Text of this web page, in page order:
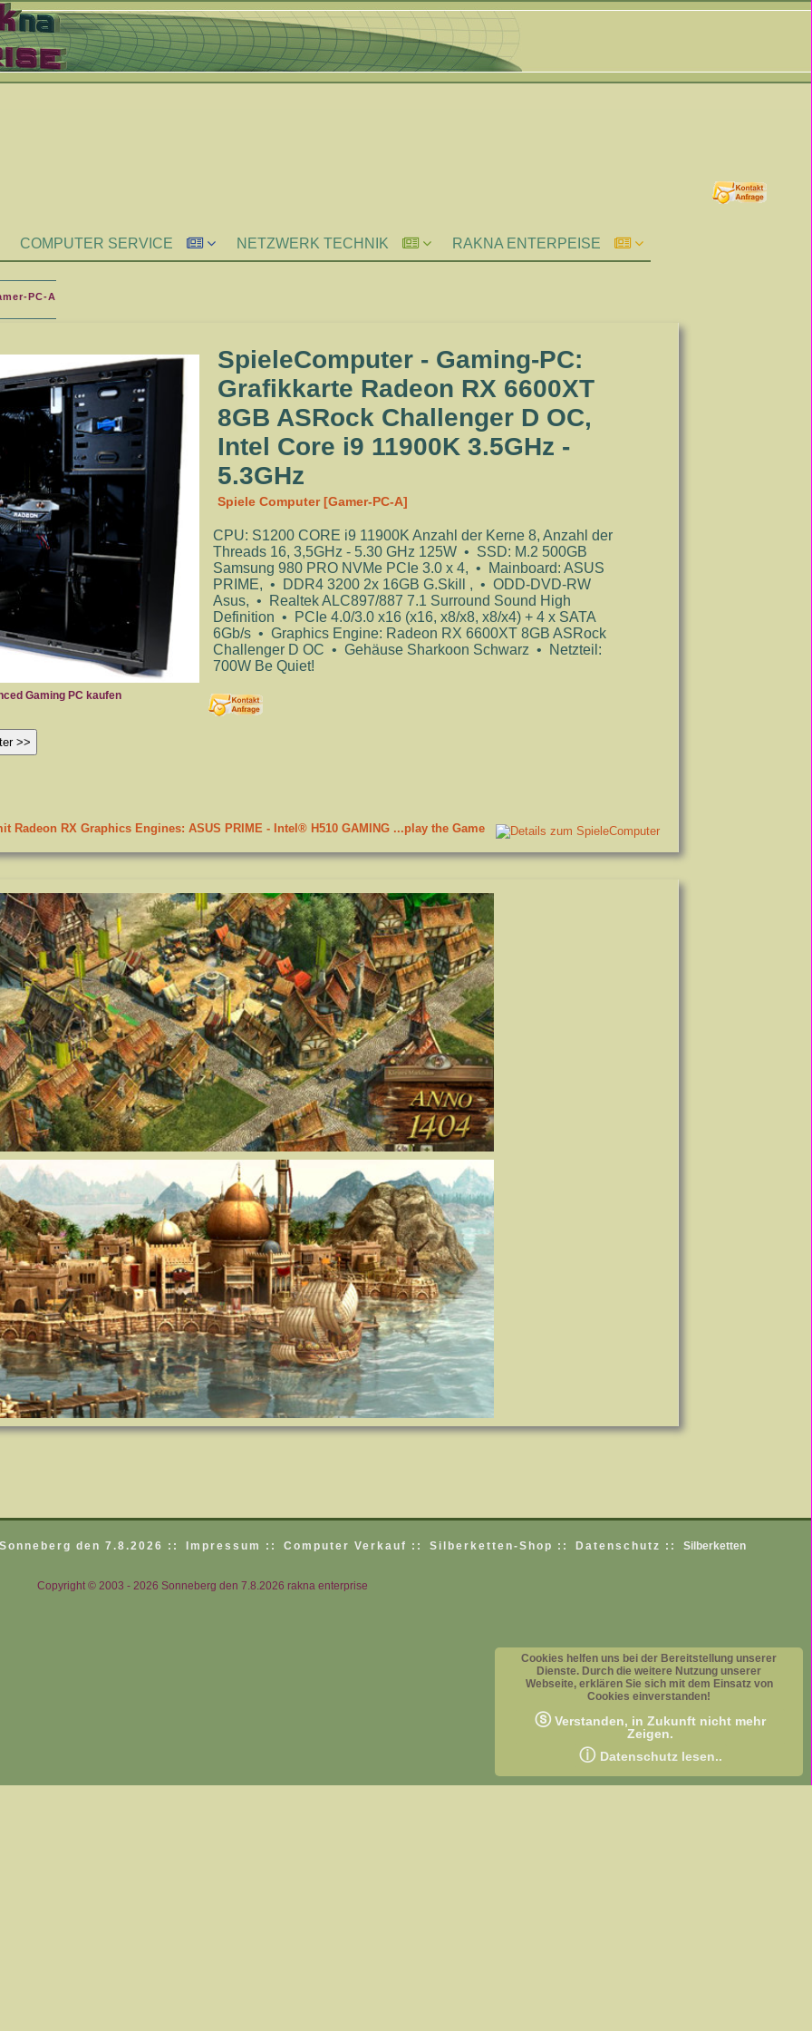
COMPUTER SERVICE NETZWERK TECHNIK RAKNA ENTERPEISE
PC-A
Gaming PC kaufen
Vorder-, Rückansicht- Computer Gehäuse: Sharkoon - Gaming PC - Advanced Gaming PC
Grafikkarte: Radeon RX 6600XT 8GB - Gaming PC - Advanced Gaming PC 4
>>
SpieleComputer - Gaming-PC:
Grafikkarte Radeon RX 6600XT
8GB ASRock Challenger D OC,
Intel Core i9 11900K 3.5GHz -
5.3GHz
Spiele Computer [Gamer-PC-A]
CPU: S1200 CORE i9 11900K Anzahl der Kerne 8, Anzahl der
Threads 16, 3,5GHz - 5.30 GHz 125W • SSD: M.2 500GB
Samsung 980 PRO NVMe PCIe 3.0 x 4, • Mainboard: ASUS
PRIME, • DDR4 3200 2x 16GB G.Skill , • ODD-DVD-RW
Asus, • Realtek ALC897/887 7.1 Surround Sound High
Definition • PCIe 4.0/3.0 x16 (x16, x8/x8, x8/x4) + 4 x SATA
6Gb/s • Graphics Engine: Radeon RX 6600XT 8GB ASRock
Challenger D OC • Gehäuse Sharkoon Schwarz • Netzteil:
700W Be Quiet!
Radeon RX Graphics Engines: ASUS PRIME - Intel® H510 GAMING ...play the Game
den 7.8.2026 :: Impressum :: Computer Verkauf :: Silberketten-Shop :: Datenschutz :: Silberketten
Cookies helfen uns bei der Bereitstellung unserer
Dienste. Durch die weitere Nutzung unserer
Webseite, erklären Sie sich mit dem Einsatz von
Cookies einverstanden!
ⓢ Verstanden, in Zukunft nicht mehr
Zeigen.
ⓘ Datenschutz lesen..
Copyright © 2003 - 2026 Sonneberg den 7.8.2026 rakna enterprise